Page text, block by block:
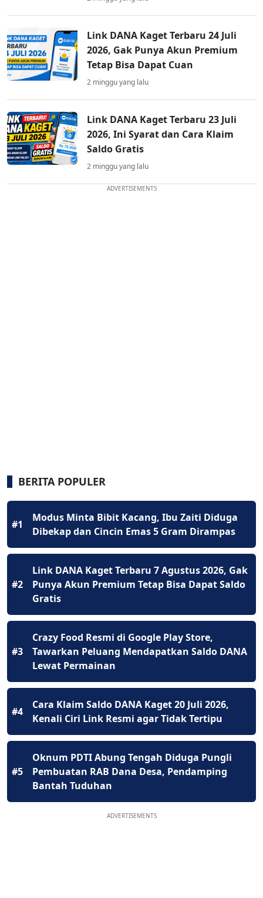
Link DANA Kaget Terbaru 24 Juli
2026, Gak Punya Akun Premium
Tetap Bisa Dapat Cuan
2 minggu yang lalu
Link DANA Kaget Terbaru 23 Juli
2026, Ini Syarat dan Cara Klaim
Saldo Gratis
2 minggu yang lalu
ADVERTISEMENTS
BERITA POPULER
#1
Modus Minta Bibit Kacang, Ibu Zaiti Diduga
Dibekap dan Cincin Emas 5 Gram Dirampas
#2
Link DANA Kaget Terbaru 7 Agustus 2026, Gak
Punya Akun Premium Tetap Bisa Dapat Saldo
Gratis
#3
Crazy Food Resmi di Google Play Store,
Tawarkan Peluang Mendapatkan Saldo DANA
Lewat Permainan
#4
Cara Klaim Saldo DANA Kaget 20 Juli 2026,
Kenali Ciri Link Resmi agar Tidak Tertipu
#5
Oknum PDTI Abung Tengah Diduga Pungli
Pembuatan RAB Dana Desa, Pendamping
Bantah Tuduhan
ADVERTISEMENTS